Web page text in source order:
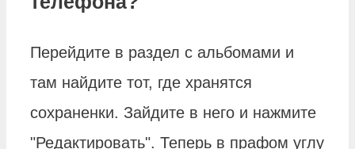
Перейдите в раздел с альбомами и
там найдите тот, где хранятся
сохраненки. Зайдите в него и нажмите
"Редактировать". Теперь в прафом углу